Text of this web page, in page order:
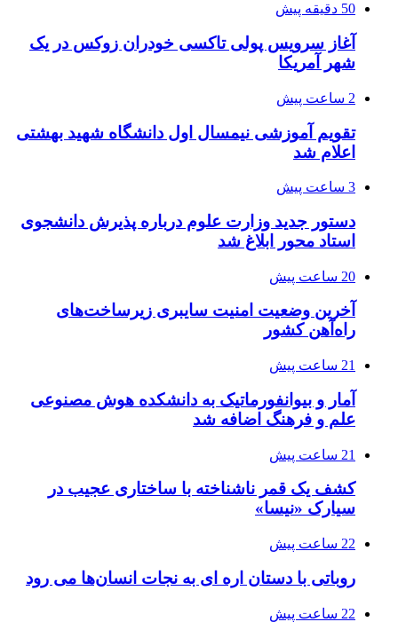
50 دقیقه پیش
آغاز سرویس پولی تاکسی خودران زوکس در یک
شهر آمریکا
2 ساعت پیش
تقویم آموزشی نیمسال اول دانشگاه شهید بهشتی
اعلام شد
3 ساعت پیش
دستور جدید وزارت علوم درباره پذیرش دانشجوی
استاد محور ابلاغ شد
20 ساعت پیش
آخرین وضعیت امنیت سایبری زیرساخت‌های
راه‌آهن کشور
21 ساعت پیش
آمار و بیوانفورماتیک به دانشکده هوش مصنوعی
علم و فرهنگ اضافه شد
21 ساعت پیش
کشف یک قمر ناشناخته با ساختاری عجیب در
سیارک «نیسا»
22 ساعت پیش
روباتی با دستان اره ای به نجات انسان‌ها می رود
22 ساعت پیش